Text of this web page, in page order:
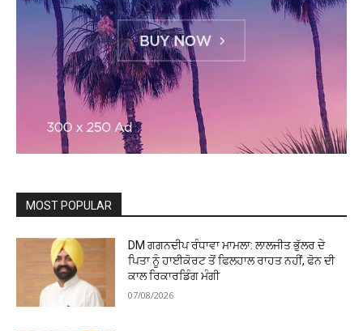
MOST POPULAR
DM ਗਗਨਦੀਪ ਰੰਧਾਵਾ ਮਾਮਲਾ: ਲਾਲਜੀਤ ਭੁੱਲਰ ਦੇ
ਪਿਤਾ ਨੂੰ ਹਾਈਕੋਰਟ ਤੋਂ ਫਿਲਹਾਲ ਰਾਹਤ ਨਹੀਂ, ਫੋਨ ਦੀ
ਕਾਲ ਰਿਕਾਰਡਿੰਗ ਮੰਗੀ
07/08/2026